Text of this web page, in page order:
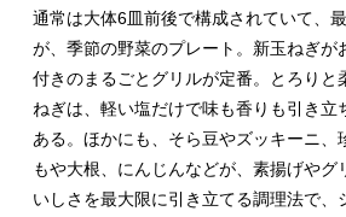
通常は大体6皿前後で構成されていて、
が、季節の野菜のプレート。新玉ねぎが
付きのまるごとグリルが定番。とろりと
ねぎは、軽い塩だけで味も香りも引き立
ある。ほかにも、そら豆やズッキーニ、
もや大根、にんじんなどが、素揚げやグ
いしさを最大限に引き立てる調理法で、